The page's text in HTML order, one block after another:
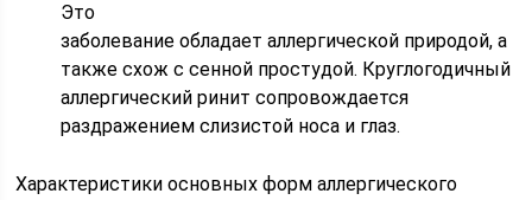
Это
заболевание обладает аллергической природой, а
также схож с сенной простудой. Круглогодичный
аллергический ринит сопровождается
раздражением слизистой носа и глаз.
Характеристики основных форм аллергического